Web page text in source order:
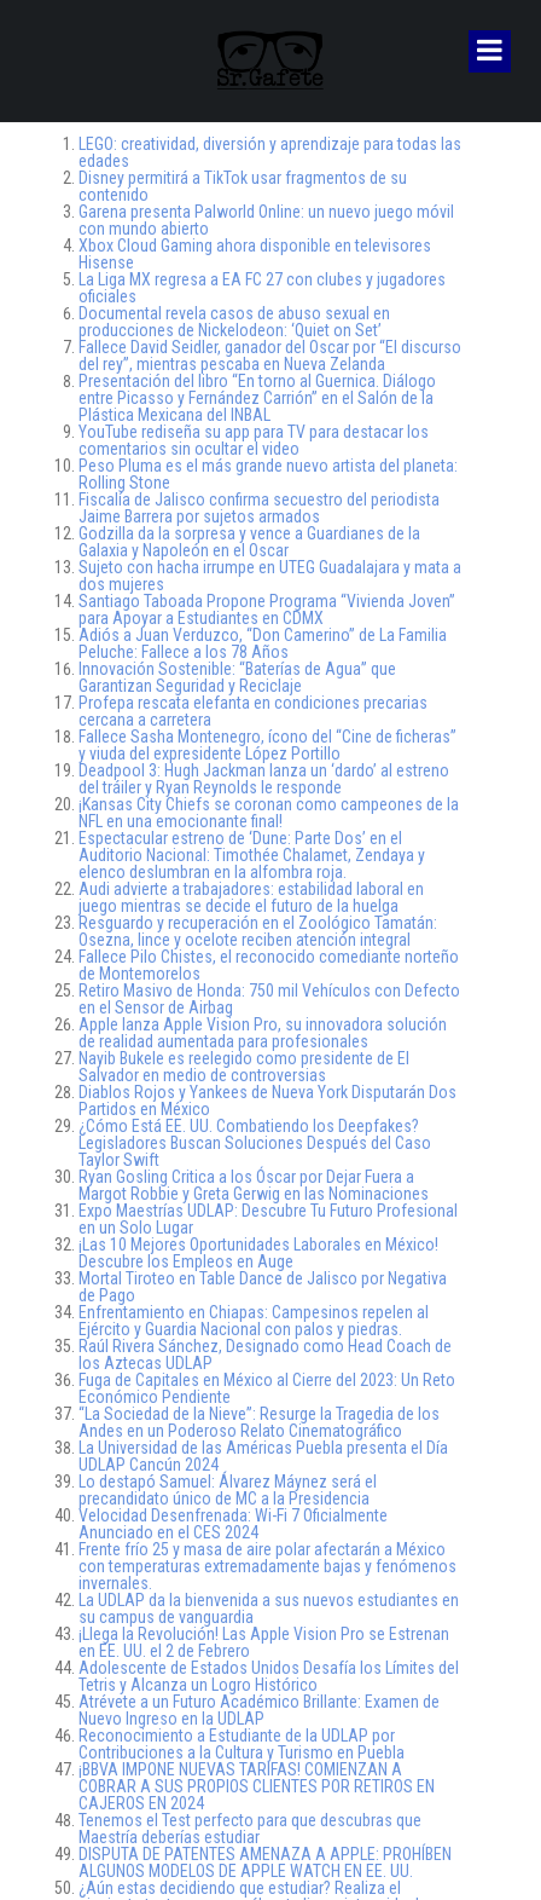
LEGO: creatividad, diversión y aprendizaje para todas las
edades
Disney permitirá a TikTok usar fragmentos de su
contenido
Garena presenta Palworld Online: un nuevo juego móvil
con mundo abierto
Xbox Cloud Gaming ahora disponible en televisores
Hisense
La Liga MX regresa a EA FC 27 con clubes y jugadores
oficiales
Documental revela casos de abuso sexual en
producciones de Nickelodeon: ‘Quiet on Set’
Fallece David Seidler, ganador del Oscar por “El discurso
del rey”, mientras pescaba en Nueva Zelanda
Presentación del libro “En torno al Guernica. Diálogo
entre Picasso y Fernández Carrión” en el Salón de la
Plástica Mexicana del INBAL
YouTube rediseña su app para TV para destacar los
comentarios sin ocultar el video
Peso Pluma es el más grande nuevo artista del planeta:
Rolling Stone
Fiscalía de Jalisco confirma secuestro del periodista
Jaime Barrera por sujetos armados
Godzilla da la sorpresa y vence a Guardianes de la
Galaxia y Napoleón en el Oscar
Sujeto con hacha irrumpe en UTEG Guadalajara y mata a
dos mujeres
Santiago Taboada Propone Programa “Vivienda Joven”
para Apoyar a Estudiantes en CDMX
Adiós a Juan Verduzco, “Don Camerino” de La Familia
Peluche: Fallece a los 78 Años
Innovación Sostenible: “Baterías de Agua” que
Garantizan Seguridad y Reciclaje
Profepa rescata elefanta en condiciones precarias
cercana a carretera
Fallece Sasha Montenegro, ícono del “Cine de ficheras”
y viuda del expresidente López Portillo
Deadpool 3: Hugh Jackman lanza un ‘dardo’ al estreno
del tráiler y Ryan Reynolds le responde
¡Kansas City Chiefs se coronan como campeones de la
NFL en una emocionante final!
Espectacular estreno de ‘Dune: Parte Dos’ en el
Auditorio Nacional: Timothée Chalamet, Zendaya y
elenco deslumbran en la alfombra roja.
Audi advierte a trabajadores: estabilidad laboral en
juego mientras se decide el futuro de la huelga
Resguardo y recuperación en el Zoológico Tamatán:
Osezna, lince y ocelote reciben atención integral
Fallece Pilo Chistes, el reconocido comediante norteño
de Montemorelos
Retiro Masivo de Honda: 750 mil Vehículos con Defecto
en el Sensor de Airbag
Apple lanza Apple Vision Pro, su innovadora solución
de realidad aumentada para profesionales
Nayib Bukele es reelegido como presidente de El
Salvador en medio de controversias
Diablos Rojos y Yankees de Nueva York Disputarán Dos
Partidos en México
¿Cómo Está EE. UU. Combatiendo los Deepfakes?
Legisladores Buscan Soluciones Después del Caso
Taylor Swift
Ryan Gosling Critica a los Óscar por Dejar Fuera a
Margot Robbie y Greta Gerwig en las Nominaciones
Expo Maestrías UDLAP: Descubre Tu Futuro Profesional
en un Solo Lugar
¡Las 10 Mejores Oportunidades Laborales en México!
Descubre los Empleos en Auge
Mortal Tiroteo en Table Dance de Jalisco por Negativa
de Pago
Enfrentamiento en Chiapas: Campesinos repelen al
Ejército y Guardia Nacional con palos y piedras.
Raúl Rivera Sánchez, Designado como Head Coach de
los Aztecas UDLAP
Fuga de Capitales en México al Cierre del 2023: Un Reto
Económico Pendiente
“La Sociedad de la Nieve”: Resurge la Tragedia de los
Andes en un Poderoso Relato Cinematográfico
La Universidad de las Américas Puebla presenta el Día
UDLAP Cancún 2024
Lo destapó Samuel: Álvarez Máynez será el
precandidato único de MC a la Presidencia
Velocidad Desenfrenada: Wi-Fi 7 Oficialmente
Anunciado en el CES 2024
Frente frío 25 y masa de aire polar afectarán a México
con temperaturas extremadamente bajas y fenómenos
invernales.
La UDLAP da la bienvenida a sus nuevos estudiantes en
su campus de vanguardia
¡Llega la Revolución! Las Apple Vision Pro se Estrenan
en EE. UU. el 2 de Febrero
Adolescente de Estados Unidos Desafía los Límites del
Tetris y Alcanza un Logro Histórico
Atrévete a un Futuro Académico Brillante: Examen de
Nuevo Ingreso en la UDLAP
Reconocimiento a Estudiante de la UDLAP por
Contribuciones a la Cultura y Turismo en Puebla
¡BBVA IMPONE NUEVAS TARIFAS! COMIENZAN A
COBRAR A SUS PROPIOS CLIENTES POR RETIROS EN
CAJEROS EN 2024
Tenemos el Test perfecto para que descubras que
Maestría deberías estudiar
DISPUTA DE PATENTES AMENAZA A APPLE: PROHÍBEN
ALGUNOS MODELOS DE APPLE WATCH EN EE. UU.
¿Aún estas decidiendo que estudiar? Realiza el